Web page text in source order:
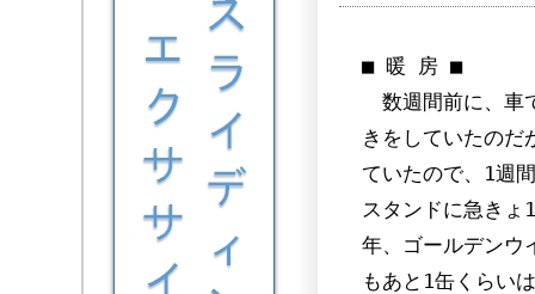
■ 暖 房 ■
数週間前に、車
きをしていたのだ
ていたので、1週
スタンドに急きょ
年、ゴールデンウ
もあと1缶くらい